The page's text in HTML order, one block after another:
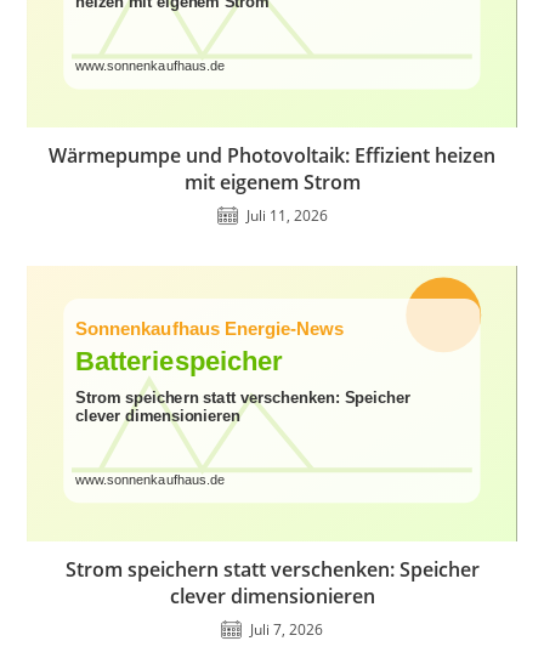
Wärmepumpe und Photovoltaik: Effizient heizen
mit eigenem Strom
Juli 11, 2026
Strom speichern statt verschenken: Speicher
clever dimensionieren
Juli 7, 2026